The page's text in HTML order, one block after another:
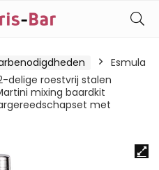
Esmula
delige roestvrij stalen
mixing baardkit
met